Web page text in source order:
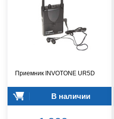
Приемник INVOTONE UR5D
В наличии